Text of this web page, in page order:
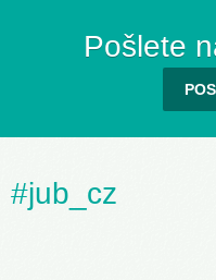
Pošlete
#jub_cz